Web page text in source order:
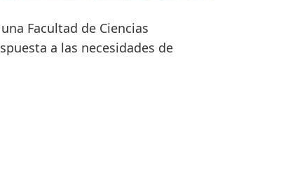
Facultad de Ciencias
a las necesidades de